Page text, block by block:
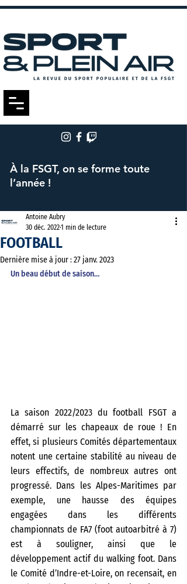
À la FSGT, on se forme toute
l’année !
FOOTBALL
Antoine Aubry
30 déc. 20221 min de lecture
Dernière mise à jour :27 janv. 2023
Un beau début de saison…
La saison 2022/2023 du football FSGT a
démarré sur les chapeaux de roue ! En
effet, si plusieurs Comités départementaux
notent une certaine stabilité au niveau de
leurs effectifs, de nombreux autres ont
progressé. Dans les Alpes-Maritimes par
exemple, une hausse des équipes
engagées dans les différents
championnats de FA7 (foot autoarbitré à 7)
est à souligner, ainsi que le
développement actif du walking foot. Dans
le Comité d’Indre-et-Loire, on recensait, en